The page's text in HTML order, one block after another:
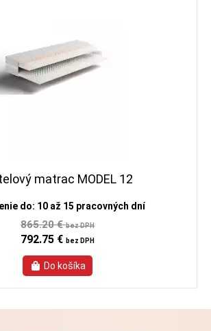
matrac MODEL 12
do: 10 až 15 pracovných dní
865.20 €bez DPH
792.75 € bez DPH